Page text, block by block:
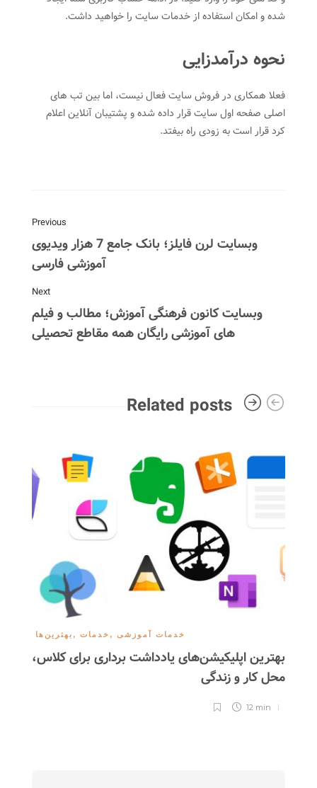
شده و امکان استفاده از خدمات سایت را خواهید داشت.
نحوه درآمدزایی
فعلا همکاری در فروش سایت فعال نیست، اما بین تب های
اصلی صفحه اول سایت قرار داده شده و پشتیبان آنلاین اعلام
کرد قرار است به زودی راه بیفتد.
Previous
وبسایت لرن فایلز؛ بانک جامع 7 هزار ویدیوی
آموزشی فارسی
Next
وبسایت کانون فرهنگی آموزش؛ مطالب و فیلم
های آموزشی رایگان همه مقاطع تحصیلی
Related posts
بهترین‌ها , خدمات , خدمات آموزشی
بهترین اپلیکیشن‌های یادداشت برداری برای کلاس،
محل کار و زندگی
12 min